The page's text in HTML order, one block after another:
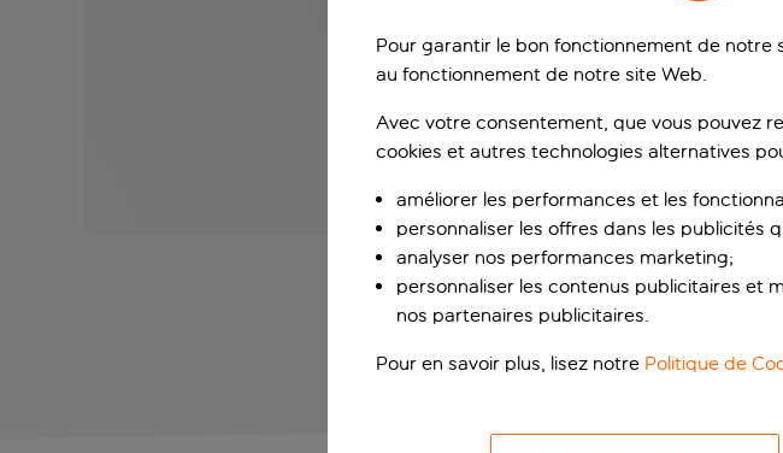
Pour garantir le bon fonctionnement de notre
au fonctionnement de notre site Web.
Avec votre consentement, que vous pouvez
cookies et autres technologies alternatives
améliorer les performances et les
personnaliser les offres dans les publicités
analyser nos performances marketing;
personnaliser les contenus publicitaires et
nos partenaires publicitaires.
Pour en savoir plus, lisez notre Politique de